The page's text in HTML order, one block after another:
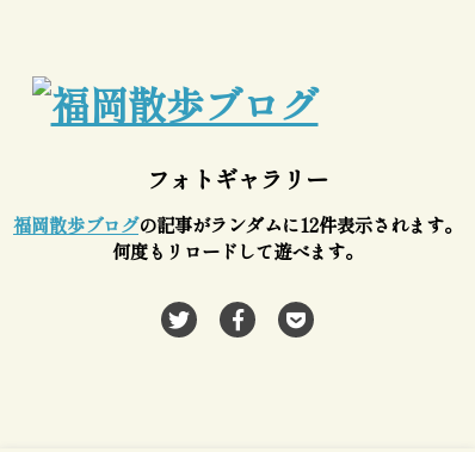
フォトギャラリー
福岡散歩ブログの記事がランダムに12件表示されます。
何度もリロードして遊べます。